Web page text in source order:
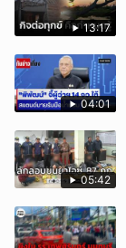
13:17
04:01
05:42